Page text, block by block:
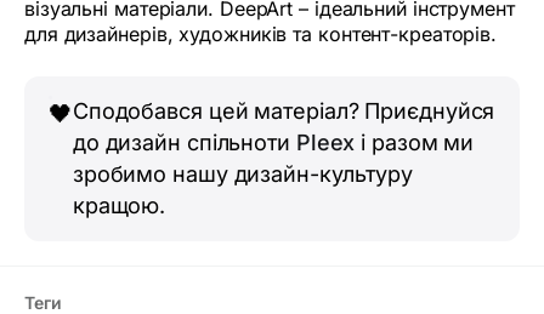
візуальні матеріали. DeepArt – ідеальний інструмент
для дизайнерів, художників та контент-креаторів.
🖤Сподобався цей матеріал? Приєднуйся
до дизайн спільноти Pleex і разом ми
зробимо нашу дизайн-культуру
кращою.
Теги